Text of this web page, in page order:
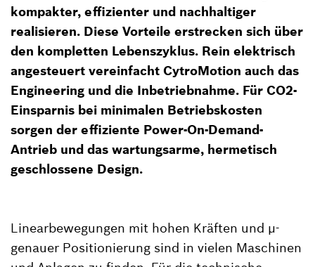
kompakter, effizienter und nachhaltiger
realisieren. Diese Vorteile erstrecken sich über
den kompletten Lebenszyklus. Rein elektrisch
angesteuert vereinfacht CytroMotion auch das
Engineering und die Inbetriebnahme. Für CO2-
Einsparnis bei minimalen Betriebskosten
sorgen der effiziente Power-On-Demand-
Antrieb und das wartungsarme, hermetisch
geschlossene Design.
Linearbewegungen mit hohen Kräften und µ-
genauer Positionierung sind in vielen Maschinen